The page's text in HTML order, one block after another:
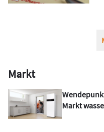
Markt
Markt